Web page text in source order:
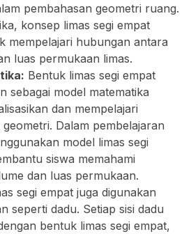
pembahasan geometri ruang.
konsep limas segi empat
mempelajari hubungan antara
luas permukaan limas.
Bentuk limas segi empat
sebagai model matematika
dan mempelajari
Dalam pembelajaran
model limas segi
siswa memahami
dan luas permukaan.
segi empat juga digunakan
seperti dadu. Setiap sisi dadu
bentuk limas segi empat,